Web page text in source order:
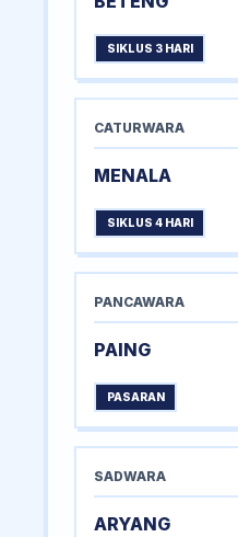
SIKLUS 3 HARI
CATURWARA
MENALA
SIKLUS 4 HARI
PANCAWARA
PAING
PASARAN
SADWARA
ARYANG